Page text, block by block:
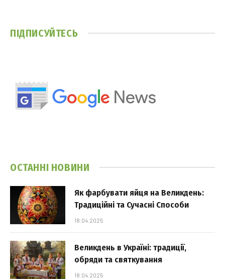
ПІДПИСУЙТЕСЬ
ОСТАННІ НОВИНИ
Як фарбувати яйця на Великдень:
Традиційні та Сучасні Способи
18.04.2025
Великдень в Україні: традиції,
обряди та святкування
18.04.2025